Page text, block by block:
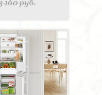
160 руб.